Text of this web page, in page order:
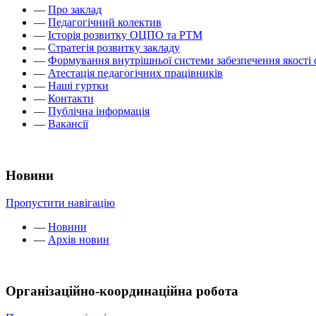
— Про заклад
— Педагогічний колектив
— Історія розвитку ОЦПО та РТМ
— Стратегія розвитку закладу
— Формування внутрішньої системи забезпечення якості
— Атестація педагогічних працівників
— Наші гуртки
— Контакти
— Публічна інформація
— Вакансії
Новини
Пропустити навігацію
— Новини
— Архів новин
Організаційно-координаційна робота